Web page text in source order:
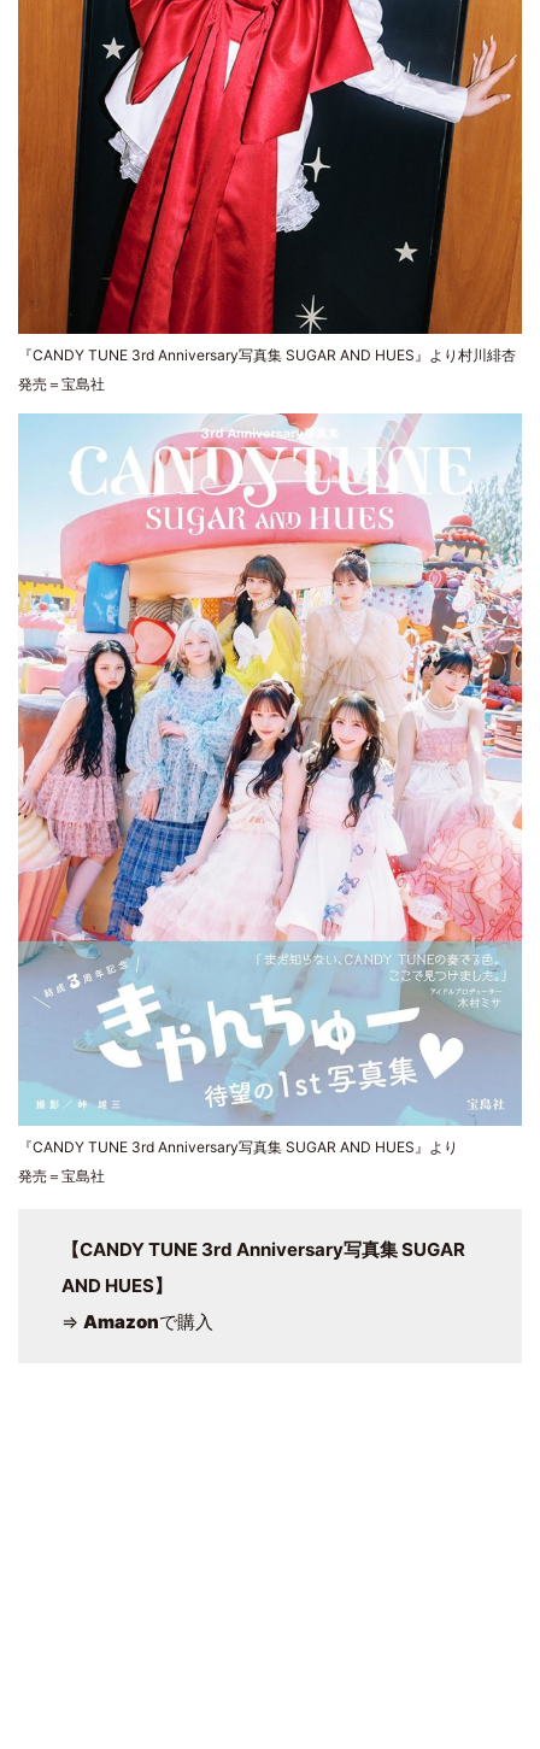
『CANDY TUNE 3rd Anniversary写真集 SUGAR AND HUES』より村川緋杏
発売＝宝島社
『CANDY TUNE 3rd Anniversary写真集 SUGAR AND HUES』より
発売＝宝島社
【CANDY TUNE 3rd Anniversary写真集 SUGAR
AND HUES】
⇒ Amazonで購入